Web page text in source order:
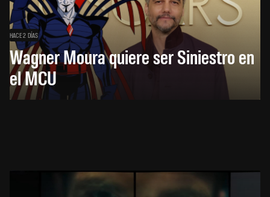
HACE 2 DÍAS
Wagner Moura quiere ser Siniestro en
el MCU